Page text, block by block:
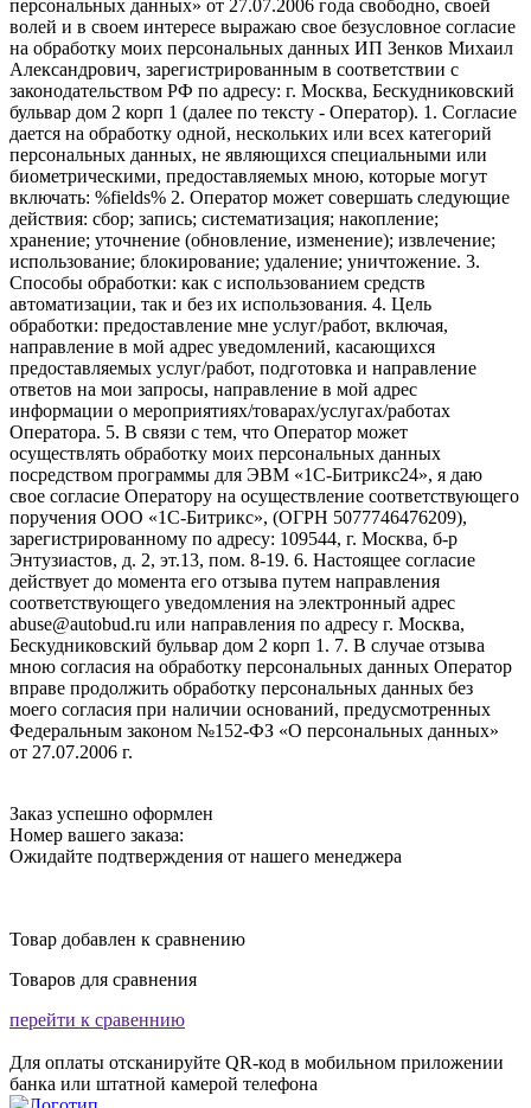
персональных данных» от 27.07.2006 года свободно, своей
волей и в своем интересе выражаю свое безусловное согласие
на обработку моих персональных данных ИП Зенков Михаил
Александрович, зарегистрированным в соответствии с
законодательством РФ по адресу: г. Москва, Бескудниковский
бульвар дом 2 корп 1 (далее по тексту - Оператор). 1. Согласие
дается на обработку одной, нескольких или всех категорий
персональных данных, не являющихся специальными или
биометрическими, предоставляемых мною, которые могут
включать: %fields% 2. Оператор может совершать следующие
действия: сбор; запись; систематизация; накопление;
хранение; уточнение (обновление, изменение); извлечение;
использование; блокирование; удаление; уничтожение. 3.
Способы обработки: как с использованием средств
автоматизации, так и без их использования. 4. Цель
обработки: предоставление мне услуг/работ, включая,
направление в мой адрес уведомлений, касающихся
предоставляемых услуг/работ, подготовка и направление
ответов на мои запросы, направление в мой адрес
информации о мероприятиях/товарах/услугах/работах
Оператора. 5. В связи с тем, что Оператор может
осуществлять обработку моих персональных данных
посредством программы для ЭВМ «1С-Битрикс24», я даю
свое согласие Оператору на осуществление соответствующего
поручения ООО «1С-Битрикс», (ОГРН 5077746476209),
зарегистрированному по адресу: 109544, г. Москва, б-р
Энтузиастов, д. 2, эт.13, пом. 8-19. 6. Настоящее согласие
действует до момента его отзыва путем направления
соответствующего уведомления на электронный адрес
abuse@autobud.ru или направления по адресу г. Москва,
Бескудниковский бульвар дом 2 корп 1. 7. В случае отзыва
мною согласия на обработку персональных данных Оператор
вправе продолжить обработку персональных данных без
моего согласия при наличии оснований, предусмотренных
Федеральным законом №152-ФЗ «О персональных данных»
от 27.07.2006 г.
Заказ успешно оформлен
Номер вашего заказа:
Ожидайте подтверждения от нашего менеджера
Товар добавлен к сравнению
Товаров для сравнения
перейти к сравеннию
Для оплаты отсканируйте QR-код в мобильном приложении
банка или штатной камерой телефона